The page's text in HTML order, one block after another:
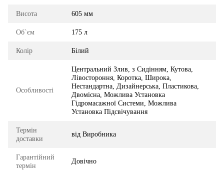
Висота 605 мм
Об`єм 175 л
Колір Білий
Особливості
Центральний Злив, з Сидінням, Кутова,
Лівостороння, Коротка, Широка,
Нестандартна, Дизайнерська, Пластикова,
Двомісна, Можлива Установка
Гідромасажної Системи, Можлива
Установка Підсвічування
Термін
доставки
від Виробника
Гарантійний
термін
Довічно